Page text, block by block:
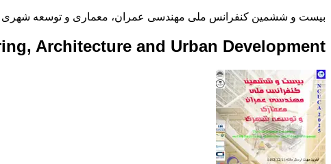
بیست و ششمین کنفرانس ملی مهندسی عمران، معماری و توسعه شهری
Architecture and Urban Development